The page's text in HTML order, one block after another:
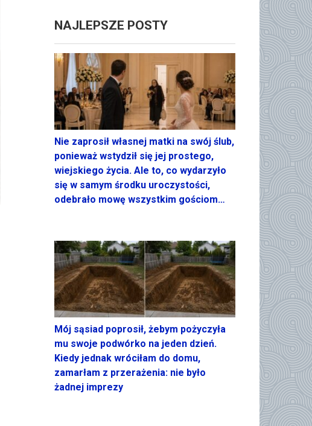
NAJLEPSZE POSTY
Nie zaprosił własnej matki na swój ślub,
ponieważ wstydził się jej prostego,
wiejskiego życia. Ale to, co wydarzyło
się w samym środku uroczystości,
odebrało mowę wszystkim gościom…
Mój sąsiad poprosił, żebym pożyczyła
mu swoje podwórko na jeden dzień.
Kiedy jednak wróciłam do domu,
zamarłam z przerażenia: nie było
żadnej imprezy